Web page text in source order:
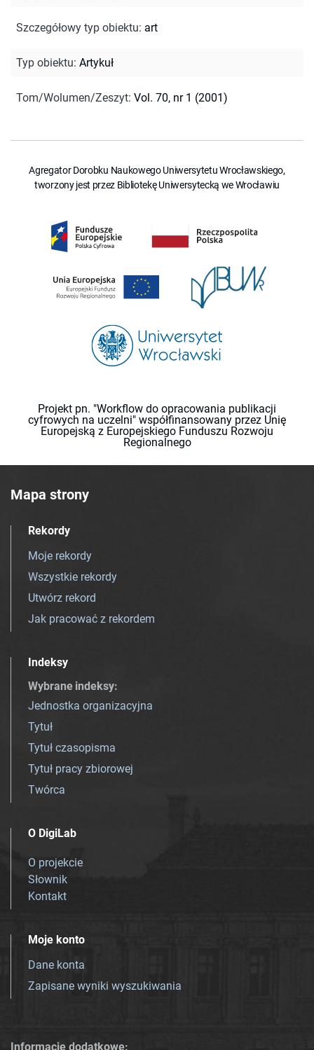
Szczegółowy typ obiektu: art
Typ obiektu: Artykuł
Tom/Wolumen/Zeszyt: Vol. 70, nr 1 (2001)
Agregator Dorobku Naukowego Uniwersytetu Wrocławskiego,
tworzony jest przez Bibliotekę Uniwersytecką we Wrocławiu
Projekt pn. "Workflow do opracowania publikacji
cyfrowych na uczelni" współfinansowany przez Unię
Europejską z Europejskiego Funduszu Rozwoju
Regionalnego
Mapa strony
Rekordy
Moje rekordy
Wszystkie rekordy
Utwórz rekord
Jak pracować z rekordem
Indeksy
Wybrane indeksy:
Jednostka organizacyjna
Tytuł
Tytuł czasopisma
Tytuł pracy zbiorowej
Twórca
O DigiLab
O projekcie
Słownik
Kontakt
Moje konto
Dane konta
Zapisane wyniki wyszukiwania
Informacje dodatkowe: